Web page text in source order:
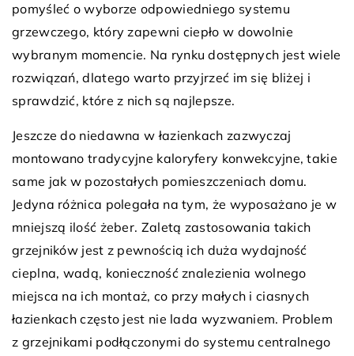
pomyśleć o wyborze odpowiedniego systemu
grzewczego, który zapewni ciepło w dowolnie
wybranym momencie. Na rynku dostępnych jest wiele
rozwiązań, dlatego warto przyjrzeć im się bliżej i
sprawdzić, które z nich są najlepsze.
Jeszcze do niedawna w łazienkach zazwyczaj
montowano tradycyjne kaloryfery konwekcyjne, takie
same jak w pozostałych pomieszczeniach domu.
Jedyna różnica polegała na tym, że wyposażano je w
mniejszą ilość żeber. Zaletą zastosowania takich
grzejników jest z pewnością ich duża wydajność
cieplna, wadą, konieczność znalezienia wolnego
miejsca na ich montaż, co przy małych i ciasnych
łazienkach często jest nie lada wyzwaniem. Problem
z grzejnikami podłączonymi do systemu centralnego